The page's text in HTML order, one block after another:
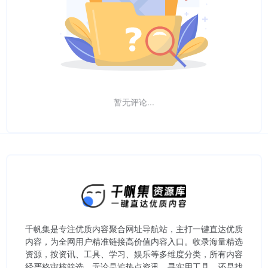
暂无评论...
千帆集是专注优质内容聚合网址导航站，主打一键直达优质
内容，为全网用户精准链接高价值内容入口。​收录海量精选
资源，按资讯、工具、学习、娱乐等多维度分类，所有内容